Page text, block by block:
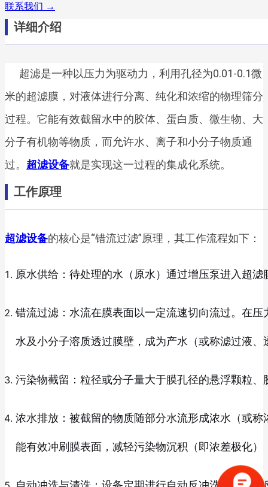
联系我们 →
详细介绍
超滤是一种以压力为驱动力，利用孔径为0.01-0.1微
米的超滤膜，对液体进行分离、纯化和浓缩的物理筛分
过程。它能有效截留水中的胶体、蛋白质、微生物、大
分子有机物等物质，而允许水、离子和小分子物质通
过。 超滤设备就是实现这一过程的集成化系统。
工作原理
超滤设备的核心是“错流过滤”原理，其工作流程如下：
原水供给：待处理的水（原水）通过增压泵进入超滤
错流过滤：水流在膜表面以一定流速切向流过。在
水及小分子溶质透过膜壁，成为产水（或称滤过液、
污染物截留：粒径或分子量大于膜孔径的悬浮颗粒
浓水排放：被截留的物质随部分水流形成浓水（或
能有效冲刷膜表面，减轻污染物沉积（即浓差极化）